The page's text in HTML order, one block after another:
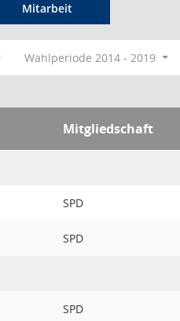
Mitarbeit
Wahlperiode 2014 - 2019
Mitgliedschaft
SPD
SPD
SPD